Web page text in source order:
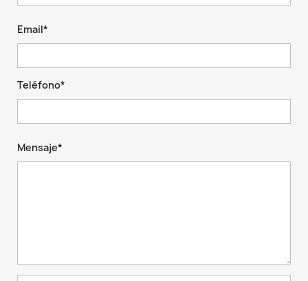
Email*
Teléfono*
Mensaje*